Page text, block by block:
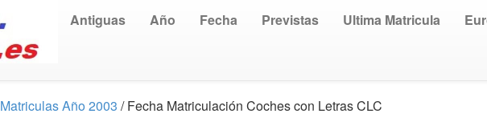
Antiguas Año Fecha Previstas Ultima Matricula
Matriculas Año 2003 / Fecha Matriculación Coches con Letras CLC